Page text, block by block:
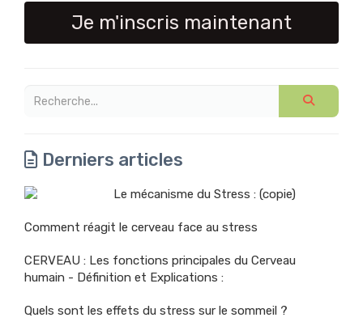
Je m'inscris maintenant
Derniers articles
Le mécanisme du Stress : (copie)
Comment réagit le cerveau face au stress
CERVEAU : Les fonctions principales du Cerveau
humain - Définition et Explications :
Quels sont les effets du stress sur le sommeil ?